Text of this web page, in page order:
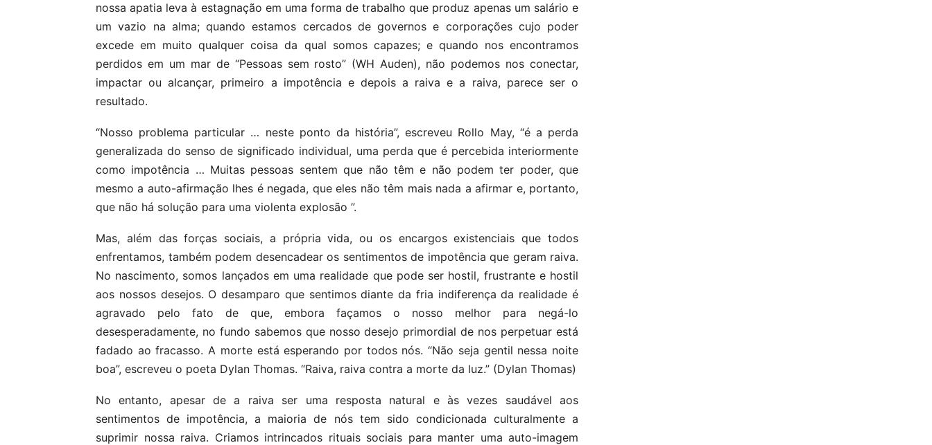
nossa apatia leva à estagnação em uma forma de trabalho que produz apenas um salário e
um vazio na alma; quando estamos cercados de governos e corporações cujo poder
excede em muito qualquer coisa da qual somos capazes; e quando nos encontramos
perdidos em um mar de “Pessoas sem rosto” (WH Auden), não podemos nos conectar,
impactar ou alcançar, primeiro a impotência e depois a raiva e a raiva, parece ser o
resultado.
“Nosso problema particular … neste ponto da história”, escreveu Rollo May, “é a perda
generalizada do senso de significado individual, uma perda que é percebida interiormente
como impotência … Muitas pessoas sentem que não têm e não podem ter poder, que
mesmo a auto-afirmação lhes é negada, que eles não têm mais nada a afirmar e, portanto,
que não há solução para uma violenta explosão ”.
Mas, além das forças sociais, a própria vida, ou os encargos existenciais que todos
enfrentamos, também podem desencadear os sentimentos de impotência que geram raiva.
No nascimento, somos lançados em uma realidade que pode ser hostil, frustrante e hostil
aos nossos desejos. O desamparo que sentimos diante da fria indiferença da realidade é
agravado pelo fato de que, embora façamos o nosso melhor para negá-lo
desesperadamente, no fundo sabemos que nosso desejo primordial de nos perpetuar está
fadado ao fracasso. A morte está esperando por todos nós. “Não seja gentil nessa noite
boa”, escreveu o poeta Dylan Thomas. “Raiva, raiva contra a morte da luz.” (Dylan Thomas)
No entanto, apesar de a raiva ser uma resposta natural e às vezes saudável aos
sentimentos de impotência, a maioria de nós tem sido condicionada culturalmente a
suprimir nossa raiva. Criamos intrincados rituais sociais para manter uma auto-imagem